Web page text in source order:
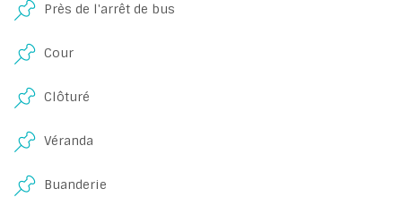
Près de l'arrêt de bus
Cour
Clôturé
Véranda
Buanderie